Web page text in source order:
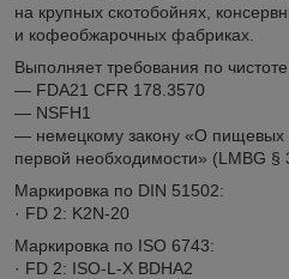
на крупных скотобойнях,
и кофеобжарочных фабриках.
Выполняет требования по
— FDA21 CFR 178.3570
— NSFH1
— немецкому закону «О пищевых
первой необходимости» (LMBG §
Маркировка по DIN 51502:
· FD 2: K2N-20
Маркировка по ISO 6743:
· FD 2: ISO-L-X BDHA2